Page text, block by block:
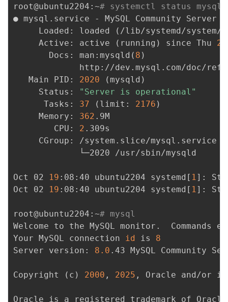
root@ubuntu2204:~# systemctl status mysql
● mysql.service - MySQL Community Server
     Loaded: loaded
( /lib/systemd/system/
     Active: active
( running ) since Thu
       Docs: man:mysqld
( 8 )
http://dev.mysql.com/doc/
   Main PID:
2020 ( mysqld )
     Status:
"Server is operational"
      Tasks:
37 ( limit: 2176 )
     Memory:
362 .9M
        CPU:
2 .309s
     CGroup: /system.slice/mysql.service
             └─2020 /usr/sbin/mysqld
Oct 02 19 :08:40 ubuntu2204 systemd [ 1 ] :
Oct 02
19 :08:40 ubuntu2204 systemd [ 1 ] :
root@ubuntu2204:~# mysql
Welcome to the MySQL monitor.  Commands
Your MySQL connection
id is 8
Server version: 8.0 .43 MySQL Community
Copyright ( c ) 2000 , 2025 , Oracle and/or
Oracle is a registered trademark of